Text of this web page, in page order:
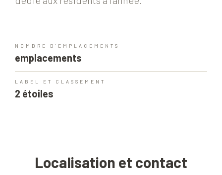
NOMBRE D'EMPLACEMENTS
emplacements
LABEL ET CLASSEMENT
2 étoiles
Localisation et contact